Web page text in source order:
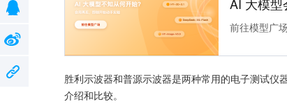
前往模型广
胜利示波器和普源示波器是两种常用的电子测试仪
介绍和比较。